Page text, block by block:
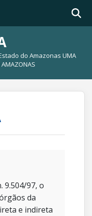
do Amazonas UMA
9.504/97, o
da
e indireta